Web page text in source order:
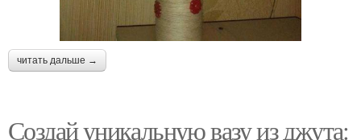
читать дальше →
Создай уникальную вазу из джута: